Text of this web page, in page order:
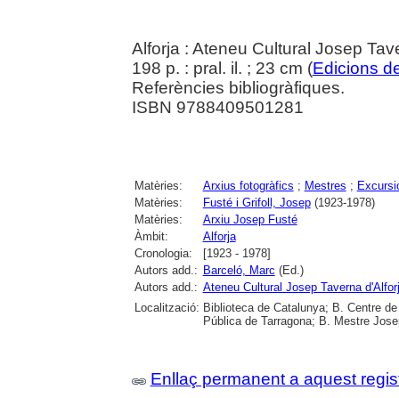
Alforja : Ateneu Cultural Josep
198 p. : pral. il. ; 23 cm (Edicions
Referències bibliogràfiques.
ISBN 9788409501281
Matèries: Arxius fotogràfics ; Mestres ;
Matèries:
Fusté i Grifoll, Josep(1923-1978)
Matèries:
Arxiu Josep Fusté
Àmbit:
Alforja
Cronologia:
[1923 - 1978]
Autors add.: Barceló, Marc (Ed.)
Autors add.: Ateneu Cultural Josep Taverna
Localització: Biblioteca de Catalunya; B. Centre
Pública de Tarragona; B. Mestre
Enllaç permanent a aquest